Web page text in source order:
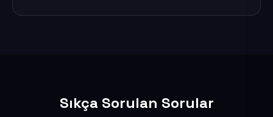
Sıkça Sorulan Sorular